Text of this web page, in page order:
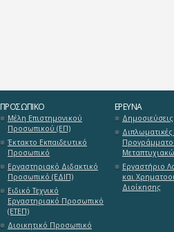
ΠΡΟΣΩΠΙΚΌ
Μέλη Επιστημονικού
Προσωπικού (ΕΠ)
Έκτακτο Εκπαιδευτικό
Προσωπικό
Εργαστηριακό Διδακτικό
Προσωπικό (ΕΔΙΠ)
Ειδικό Τεχνικό
Εργαστηριακό Προσωπικό
(ΕΤΕΠ)
Διοικητικό Προσωπικό
ΈΡΕΥΝΑ
Δημοσιεύσεις
Διπλωματικές
Εργαστήριο
και
Διοίκησης